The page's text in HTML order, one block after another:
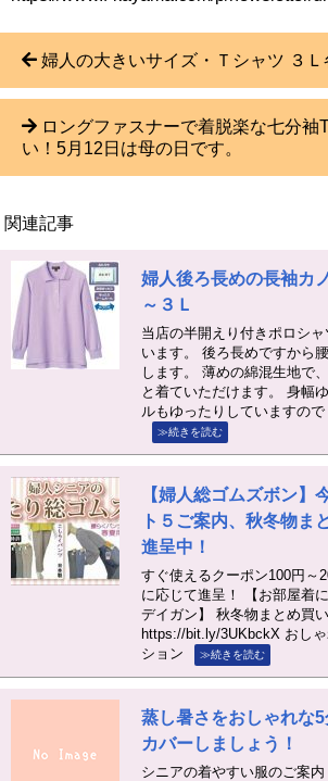
婦人の大きいサイズ・Ｔシャツ ３Ｌ
ロングファスナーで着脱楽な七分袖
い！5月12日は母の日です。
関連記事
婦人後ろ長めの長袖カ
～３Ｌ
当店の半開えり付きポロシ
います。 後ろ長めですから
します。 薄めの綿混生地で
と着ていただけます。 身幅
ルもゆったりしていますの
≫続きを読む
【婦人総ゴムズボン】
ト５ご案内、秋冬物ま
進呈中！
すぐ使えるクーポン100円～
に応じて進呈！ 【お部屋着
デイガン】 秋冬物まとめ買
https://bit.ly/3UKbckX おし
ション
≫続きを読む
蒸し暑さをおしゃれな5
カバーしましょう！
シニアの着やすい服のご案